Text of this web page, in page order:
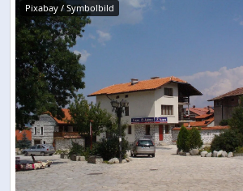
Pixabay / Symbolbild